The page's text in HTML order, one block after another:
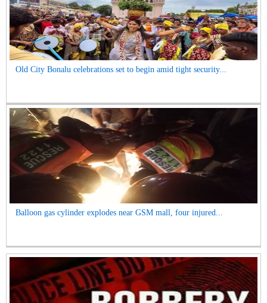
Old City Bonalu celebrations set to begin amid tight security...
Balloon gas cylinder explodes near GSM mall, four injured...